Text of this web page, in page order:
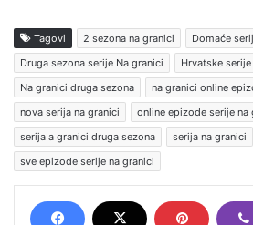
Tagovi 2 sezona na granici
Domaće
Druga sezona serije Na granici
Hrvatske serije
Na granici druga sezona
na granici online
nova serija na granici
online epizode serije na
serija a granici druga sezona
serija na granici
sve epizode serije na granici